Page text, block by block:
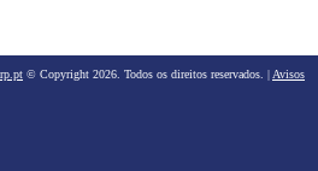
© Copyright 2026. Todos os direitos reservados. | Avisos